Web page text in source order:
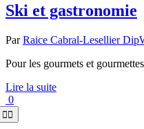
Ski et gastronomie
ParRaice Cabral-Lesellier
Pour les gourmets et
Lire la suite
0
Toggle
Navigation